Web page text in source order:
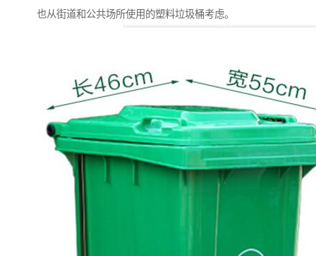
也从街道和公共场所使用的塑料垃圾桶考虑。